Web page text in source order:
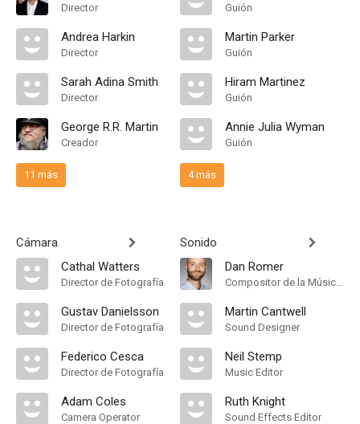
Director
Andrea Harkin
Director
Sarah Adina Smith
Director
George R.R. Martin
Creador
11 más
Cámara
Cathal Watters
Director de Fotografía
Gustav Danielsson
Director de Fotografía
Federico Cesca
Director de Fotografía
Adam Coles
Camera Operator
Guión
Martin Parker
Guión
Hiram Martinez
Guión
Annie Julia Wyman
Guión
4 más
Sonido
Dan Romer
Compositor de la Música Original
Martin Cantwell
Sound Designer
Neil Stemp
Music Editor
Ruth Knight
Sound Effects Editor